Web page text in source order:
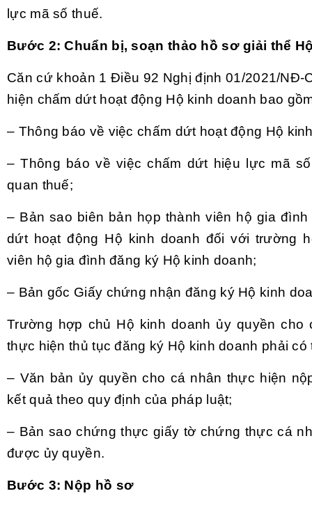
lực mã số thuế.
Bước 2: Chuẩn bị, soạn thảo hồ sơ giải thể
Căn cứ khoản 1 Điều 92 Nghị định 01/2021/NĐ-
hiện chấm dứt hoạt động Hộ kinh doanh bao
– Thông báo về việc chấm dứt hoạt động Hộ
– Thông báo về việc chấm dứt hiệu lực mã
quan thuế;
– Bản sao biên bản họp thành viên hộ gia
dứt hoạt động Hộ kinh doanh đối với trường
viên hộ gia đình đăng ký Hộ kinh doanh;
– Bản gốc Giấy chứng nhận đăng ký Hộ kinh
Trường hợp chủ Hộ kinh doanh ủy quyền cho
thực hiện thủ tục đăng ký Hộ kinh doanh phải có
– Văn bản ủy quyền cho cá nhân thực hiện
kết quả theo quy định của pháp luật;
– Bản sao chứng thực giấy tờ chứng thực cá
được ủy quyền.
Bước 3: Nộp hồ sơ